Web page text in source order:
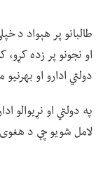
طالبانو پر هېواد د
او نجونو پر زده
دولتي ادارو او
په دولتي او
لامل شویو چې د